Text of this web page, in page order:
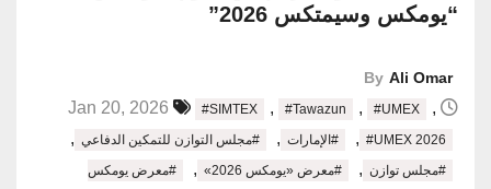
“يومكس وسيمتكس 2026”
By Ali Omar
#SIMTEX , #Tawazun , #UMEX ,
#UMEX 2026
, #الإمارات , #مجلس التوازن للتمكين الدفاعي ,
#مجلس توازن , #معرض «يومكس 2026» ,
#معرض يومكس